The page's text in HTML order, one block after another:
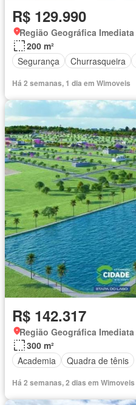
R$ 129.990
200 m²
Segurança
Churrasqueira
Há 2 semanas, 1 dia em Wimoveis
R$ 142.317
300 m²
Academia
Quadra de tênis
Há 2 semanas, 2 dias em Wimoveis